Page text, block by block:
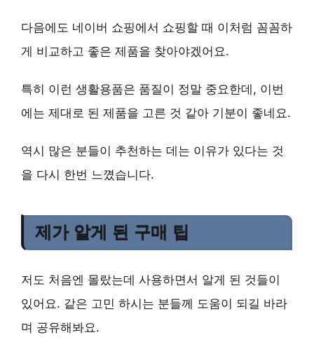
다음에도 네이버 쇼핑에서 쇼핑할 때 이처럼 꼼꼼하
게 비교하고 좋은 제품을 찾아야겠어요.
특히 이런 생활용품은 품질이 정말 중요한데, 이번
에는 제대로 된 제품을 고른 것 같아 기분이 좋네요.
역시 많은 분들이 추천하는 데는 이유가 있다는 것
을 다시 한번 느꼈습니다.
제가 알게 된 구매 팁
저도 처음엔 몰랐는데 사용하면서 알게 된 것들이
있어요. 같은 고민 하시는 분들께 도움이 되길 바라
며 공유해봐요.